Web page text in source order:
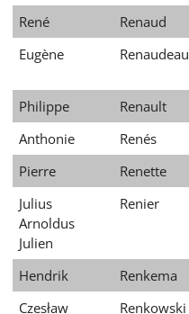
René
Renaud
Eugène
Renaudeau
Philippe
Renault
Anthonie
Renés
Pierre
Renette
Julius
Arnoldus
Julien
Renier
Hendrik Renkema
Czesław
Renkowski